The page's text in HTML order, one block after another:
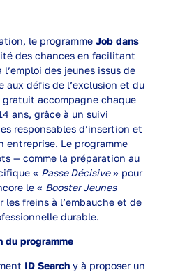
le programme Job dans
des chances en facilitant
des jeunes issus de
aux défis de l’exclusion et du
accompagne chaque
ans, grâce à un suivi
responsables d’insertion et
entreprise. Le programme
— comme la préparation au
« Passe Décisive» pour
le « Booster Jeunes
freins à l’embauche et de
durable.
du programme
ID Search y à proposer un